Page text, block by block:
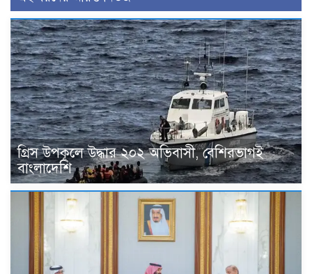
গ্রিস উপকূলে উদ্ধার ২০২ অভিবাসী, বেশিরভাগই
বাংলাদেশি